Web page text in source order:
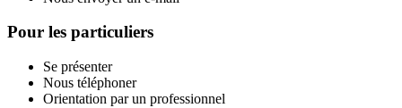
Pour les particuliers
Se présenter
Nous téléphoner
Orientation par un professionnel